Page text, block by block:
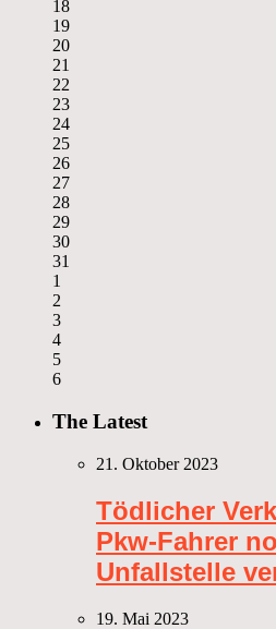
18
19
20
21
22
23
24
25
26
27
28
29
30
31
1
2
3
4
5
6
The Latest
21. Oktober 2023
Tödlicher
Pkw-Fahrer
Unfallstelle
19. Mai 2023